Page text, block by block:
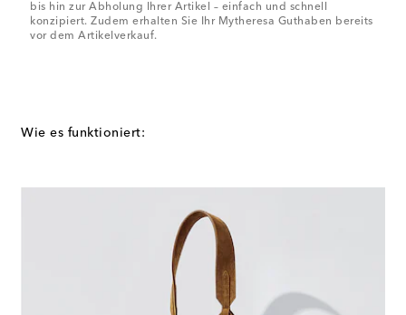
bis hin zur Abholung Ihrer Artikel – einfach und schnell
konzipiert. Zudem erhalten Sie Ihr Mytheresa Guthaben bereits
vor dem Artikelverkauf.
Wie es funktioniert: